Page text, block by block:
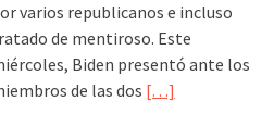
varios republicanos e incluso
de mentiroso. Este
Biden presentó ante los
de las dos […]